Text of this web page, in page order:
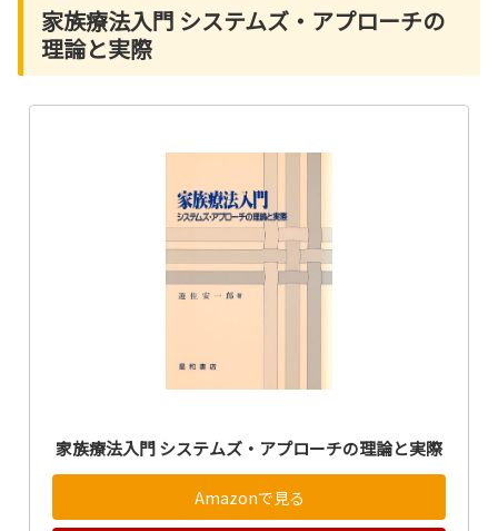
家族療法入門 システムズ・アプローチの
理論と実際
家族療法入門 システムズ・アプローチの理論と実際
Amazonで見る